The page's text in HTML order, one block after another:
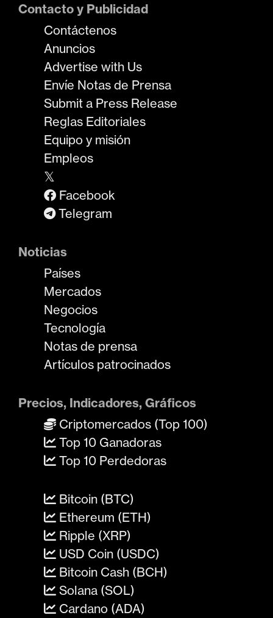
Contacto y Publicidad
Contáctenos
Anuncios
Advertise with Us
Envíe Notas de Prensa
Submit a Press Release
Reglas Editoriales
Equipo y misión
Empleos
𝕏
Facebook
Telegram
Noticias
Países
Mercados
Negocios
Tecnología
Notas de prensa
Artículos patrocinados
Precios, Indicadores, Gráficos
Criptomercados (Top 100)
Top 10 Ganadoras
Top 10 Perdedoras
Bitcoin (BTC)
Ethereum (ETH)
Ripple (XRP)
USD Coin (USDC)
Bitcoin Cash (BCH)
Solana (SOL)
Cardano (ADA)